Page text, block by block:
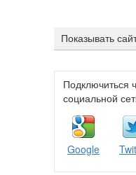
Показывать
Подключиться
социальной
Google